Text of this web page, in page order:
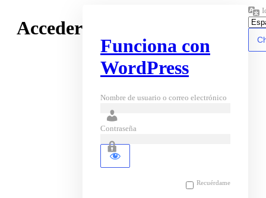
Acceder
Funciona con
WordPress
Nombre de usuario o correo electrónico
Contraseña
Recuérdame